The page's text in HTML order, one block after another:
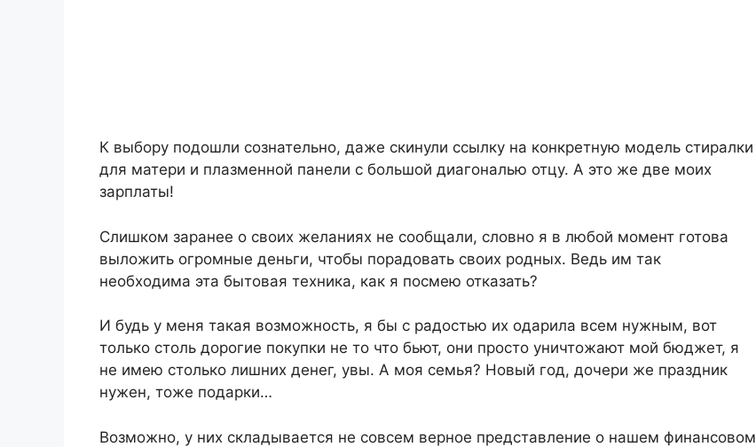
К выбору подошли сознательно, даже скинули ссылку на конкретную модель стиралки
для матери и плазменной панели с большой диагональю отцу. А это же две моих
зарплаты!
Слишком заранее о своих желаниях не сообщали, словно я в любой момент готова
выложить огромные деньги, чтобы порадовать своих родных. Ведь им так
необходима эта бытовая техника, как я посмею отказать?
И будь у меня такая возможность, я бы с радостью их одарила всем нужным, вот
только столь дорогие покупки не то что бьют, они просто уничтожают мой бюджет, я
не имею столько лишних денег, увы. А моя семья? Новый год, дочери же праздник
нужен, тоже подарки…
Возможно, у них складывается не совсем верное представление о нашем финансовом